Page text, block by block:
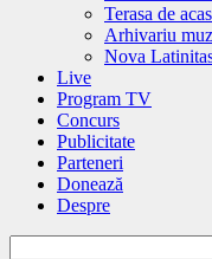
Terasa de
Arhivariu
Nova
Live
Program TV
Concurs
Publicitate
Parteneri
Donează
Despre